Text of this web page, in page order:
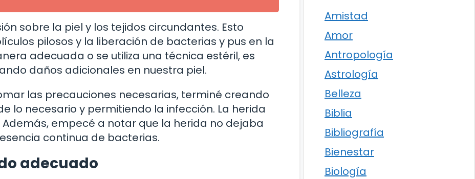
sobre la piel y los tejidos circundantes. Esto
pilosos y la liberación de bacterias y pus en la
adecuada o se utiliza una técnica estéril, es
daños adicionales en nuestra piel.
las precauciones necesarias, terminé creando
lo necesario y permitiendo la infección. La herida
empecé a notar que la herida no dejaba
continua de bacterias.
adecuado
Amistad
Amor
Antropología
Astrología
Belleza
Biblia
Bibliografía
Bienestar
Biología